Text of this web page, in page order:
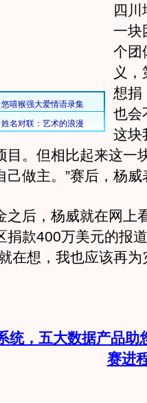
四川
一块
个团
义
想捐
也会
这块
目。但相比起来这一
做主。”赛后，杨威
后，杨威就在网上
捐款400万美元的报
在想，我也应该再为
统，五大数据产品助
赛进